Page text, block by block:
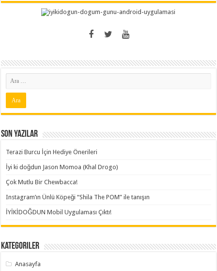
Son Yazılar
Terazi Burcu İçin Hediye Önerileri
İyi ki doğdun Jason Momoa (Khal Drogo)
Çok Mutlu Bir Chewbacca!
Instagram’ın Ünlü Köpeği “Shila The POM” ile tanışın
İYİKİDOĞDUN Mobil Uygulaması Çıktı!
Kategoriler
Anasayfa